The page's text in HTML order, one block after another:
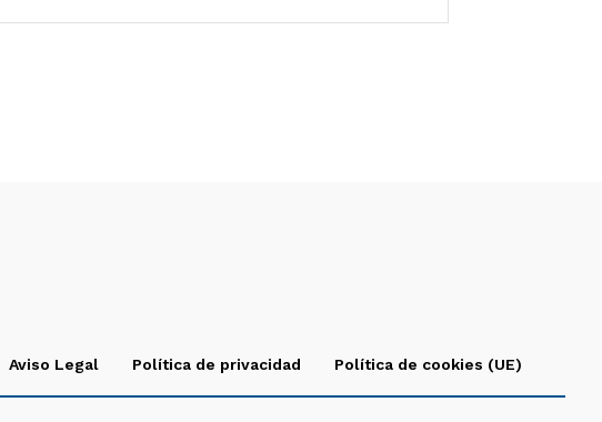
Aviso Legal Política de privacidad Política de cookies (UE)